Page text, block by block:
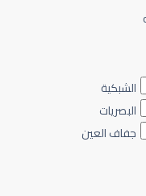
الشبكية
البصريات
جفاف العين